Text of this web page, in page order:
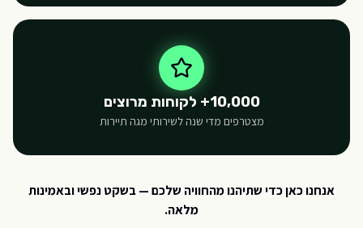
10,000+ לקוחות מרוצים
מצטרפים מדי שנה לשירותי מגה תיירות
אנחנו כאן כדי שתיהנו מהחוויה שלכם — בשקט נפשי ובאמינות
מלאה.